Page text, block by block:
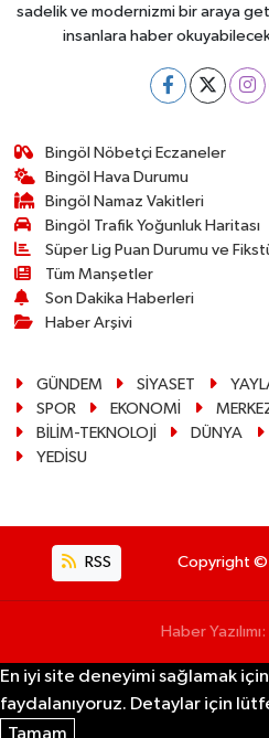
sadelik ve modernizmi bir araya
insanlara haber
Bingöl Nöbetçi Eczaneler
Bingöl Hava Durumu
Bingöl Namaz Vakitleri
Bingöl Trafik Yoğunluk Haritası
Süper Lig Puan Durumu ve
Tüm Manşetler
Son Dakika Haberleri
Haber Arşivi
GÜNDEM SİYASET
SPOR
EKONOMİ
BİLİM-TEKNOLOJİ
DÜNYA
YEDİSU
RSS Copyright ©
Haber Yazılımı:
En iyi site deneyimi sağlamak
faydalanıyoruz. Detaylar için
Tamam